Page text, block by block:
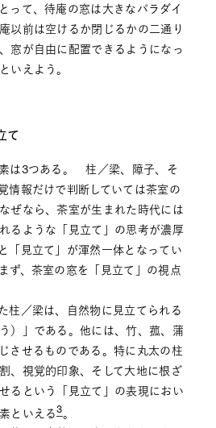
って、待庵の窓は大きなパラダイ
以前は空けるか閉じるかの二通り
窓が自由に配置できるようになっ
いえよう。
て
は3つある。 柱／梁、障子、そ
情報だけで判断していては茶室の
ぜなら、茶室が生まれた時代には
るような「見立て」の思考が濃厚
「見立て」が渾然一体となってい
ず、茶室の窓を「見立て」の視点
柱／梁は、自然物に見立てられる
）」である。他には、竹、菰、蒲
させるものである。特に丸太の柱
、視覚的印象、そして大地に根ざ
るという「見立て」の表現におい
といえる3。